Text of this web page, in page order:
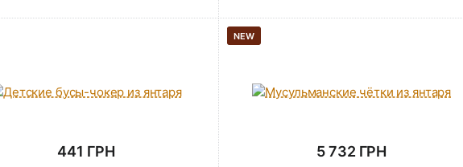
441 ГРН
NEW
5 732 ГРН